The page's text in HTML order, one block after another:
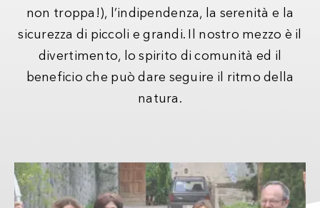
non troppa!), l’indipendenza, la serenità e la
sicurezza di piccoli e grandi. Il nostro mezzo è il
divertimento, lo spirito di comunità ed il
beneficio che può dare seguire il ritmo della
natura.